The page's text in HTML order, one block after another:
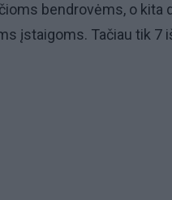
bendrovėms, o kita
įstaigoms. Tačiau tik 7